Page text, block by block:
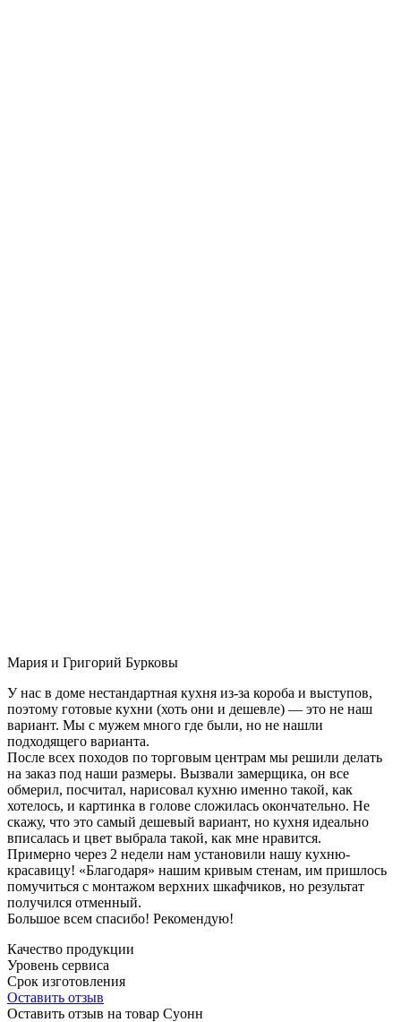
Мария и Григорий Бурковы
У нас в доме нестандартная кухня из-за короба и выступов,
поэтому готовые кухни (хоть они и дешевле) — это не наш
вариант. Мы с мужем много где были, но не нашли
подходящего варианта.
После всех походов по торговым центрам мы решили делать
на заказ под наши размеры. Вызвали замерщика, он все
обмерил, посчитал, нарисовал кухню именно такой, как
хотелось, и картинка в голове сложилась окончательно. Не
скажу, что это самый дешевый вариант, но кухня идеально
вписалась и цвет выбрала такой, как мне нравится.
Примерно через 2 недели нам установили нашу кухню-
красавицу! «Благодаря» нашим кривым стенам, им пришлось
помучиться с монтажом верхних шкафчиков, но результат
получился отменный.
Большое всем спасибо! Рекомендую!
Качество продукции
Уровень сервиса
Срок изготовления
Оставить отзыв
Оставить отзыв на товар Суонн